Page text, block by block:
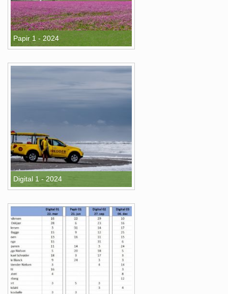
Papir 1 - 2024
Digital 1 - 2024